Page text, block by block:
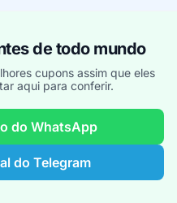
de todo mundo
cupons assim que eles
aqui para conferir.
do WhatsApp
do Telegram